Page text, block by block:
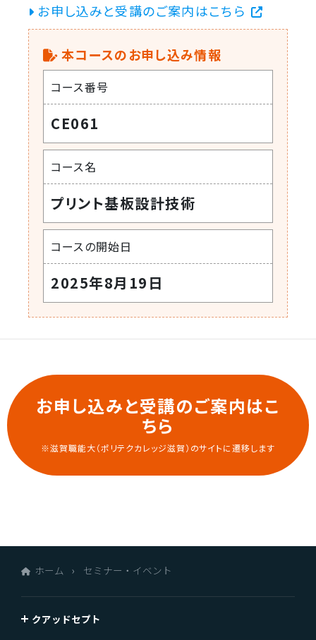
お申し込みと受講のご案内はこちら
本コースのお申し込み情報
コース番号
CE061
コース名
プリント基板設計技術
コースの開始日
2025年8月19日
お申し込みと受講のご案内はこ
ちら
※滋賀職能大（ポリテクカレッジ滋賀）のサイトに遷移します
ホーム セミナー・イベント
クアッドセプト